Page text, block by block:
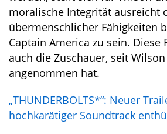
moralische Integrität ausreicht
übermenschlicher Fähigkeiten
Captain America zu sein. Diese
auch die Zuschauer, seit
angenommen hat.
„THUNDERBOLTS*“: Neuer
hochkarätiger Soundtrack